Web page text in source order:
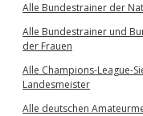
Alle Bundestrainer der
Alle Bundestrainer und
der Frauen
Alle Champions-League-
Landesmeister
Alle deutschen